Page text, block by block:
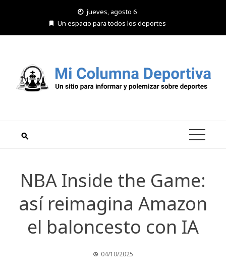
jueves, agosto 6
Un espacio para todos los deportes
NBA Inside the Game:
así reimagina Amazon
el baloncesto con IA
04/10/2025